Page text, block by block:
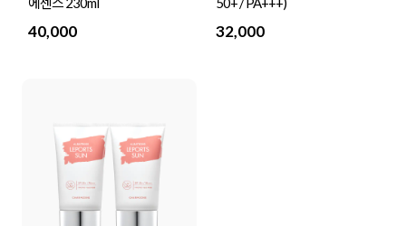
40,000 32,000